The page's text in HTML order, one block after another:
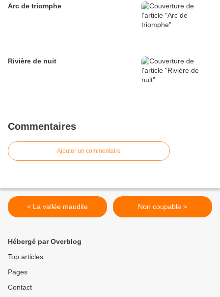
Arc de triomphe
Rivière de nuit
Commentaires
Ajouter un commentaire
< La vallée maudite Non coupable >
Hébergé par Overblog
Top articles
Pages
Contact